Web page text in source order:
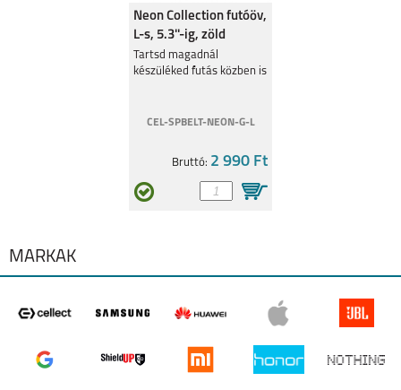
Neon Collection futóöv,
L-s, 5.3''-ig, zöld
Tartsd magadnál
készüléked futás közben is
CEL-SPBELT-NEON-G-L
Bruttó: 2 990 Ft
MÁRKÁK